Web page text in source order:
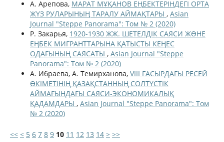
А. Арепова, МАРАТ МҰҚАНОВ ЕҢБЕКТЕРІНДЕГІ ОРТА
ЖҮЗ РУЛАРЫНЫҢ ТАРАЛУ АЙМАҚТАРЫ , Asian
Journal "Steppe Panorama": Том № 2 (2020)
Р. Закарья, 1920-1930 ЖЖ. ШЕТЕЛДІК САЯСИ ЖƏНЕ
ЕҢБЕК МИГРАНТТАРЫНА ҚАТЫСТЫ КЕҢЕС
ОДАҒЫНЫҢ САЯСАТЫ , Asian Journal "Steppe
Panorama": Том № 2 (2020)
А. Ибраева, А. Темирханова, VIII ҒАСЫРДАҒЫ РЕСЕЙ
ӨКІМЕТІНІҢ ҚАЗАҚСТАННЫҢ СОЛТҮСТІК
АЙМАҒЫНДАҒЫ САЯСИ-ЭКОНОМИКАЛЫҚ
ҚАДАМДАРЫ , Asian Journal "Steppe Panorama": Том
№ 2 (2020)
<< < 5 6 7 8 9 10 11 12 13 14 > >>